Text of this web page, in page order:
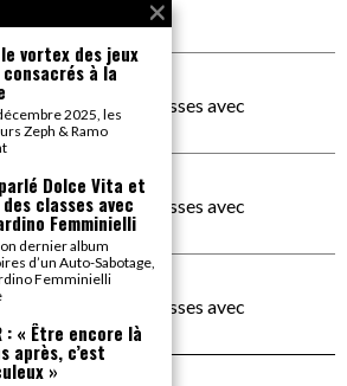
Gnose
Vita et lutte des classes avec
à l'o tiededans
Vita et lutte des classes avec
dans
Vita et lutte des classes avec
vortex des jeux
à la
2025, les
Zeph & Ramo
Dolce Vita et
classes avec
Femminielli
dernier album
d’un Auto-Sabotage,
Femminielli
: « Être encore là
après, c’est
»